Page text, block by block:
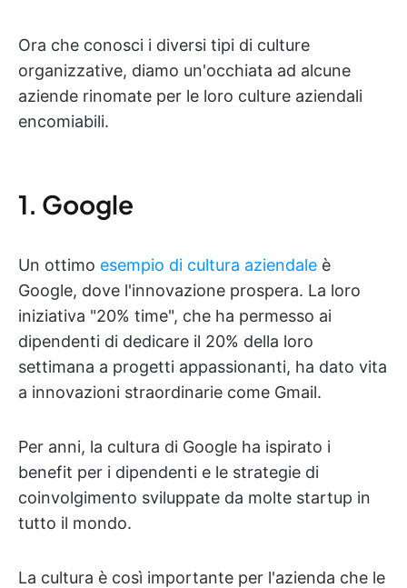
Ora che conosci i diversi tipi di culture
organizzative, diamo un'occhiata ad alcune
aziende rinomate per le loro culture aziendali
encomiabili.
1. Google
Un ottimo esempio di cultura aziendale è
Google, dove l'innovazione prospera. La loro
iniziativa "20% time", che ha permesso ai
dipendenti di dedicare il 20% della loro
settimana a progetti appassionanti, ha dato vita
a innovazioni straordinarie come Gmail.
Per anni, la cultura di Google ha ispirato i
benefit per i dipendenti e le strategie di
coinvolgimento sviluppate da molte startup in
tutto il mondo.
La cultura è così importante per l'azienda che le